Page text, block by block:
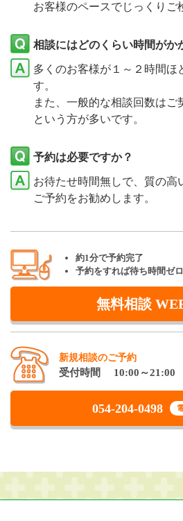
お客様のペースでじっくりご
相談にはどのくらい時間がか
多くのお客様が１～２時間ほ
す。
また、一般的な相談回数はご
という方が多いです。
予約は必要ですか？
お待たせ時間無しで、質の高
ご予約をお勧めします。
約1分で予約完了
予約をすれば待ち時間ゼロ
無料相談
新規相談のご予約
受付時間 10:00～21:00
054-204-0498